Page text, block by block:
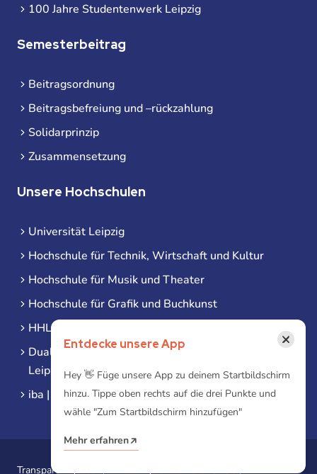
100 Jahre Studentenwerk Leipzig
Semesterbeitrag
Beitragsordnung
Beitragsbefreiung und –rückzahlung
Solidarprinzip
Zusammensetzung
Unsere Hochschulen
Universität Leipzig
Hochschule für Technik, Wirtschaft und Kultur
Hochschule für Musik und Theater
Hochschule für Grafik und Buchkunst
HHL Leipzig
Duale Hochschule Sachsen (DHSN) am Standort
Leipzig
iba | Campus Leipzig
Transparenzgesetz
Entdecke unsere App ×
Hey 👋 Füge unsere App zu deinem Startbildschirm
hinzu. Tippe oben rechts auf die drei Punkte und
wähle "Zum Startbildschirm hinzufügen"
Mehr erfahren